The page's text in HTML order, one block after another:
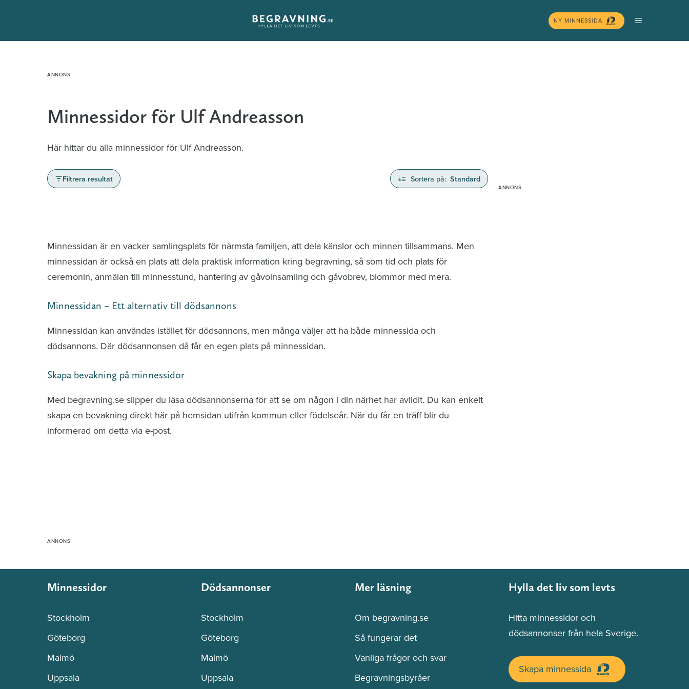
innehåll
NY MINNESSIDA MENY
Minnessidor för Ulf Andreasson
Här hittar du alla minnessidor för Ulf Andreasson.
Filtrera resultat Sortera på: Standard
Minnessidan är en vacker samlingsplats för närmsta familjen, att dela känslor och minnen tillsammans. Men
minnessidan är också en plats att dela praktisk information kring begravning, så som tid och plats för
ceremonin, anmälan till minnesstund, hantering av gåvoinsamling och gåvobrev, blommor med mera.
Minnessidan – Ett alternativ till dödsannons
Minnessidan kan användas istället för dödsannons, men många väljer att ha både minnessida och
dödsannons. Där dödsannonsen då får en egen plats på minnessidan.
Skapa bevakning på minnessidor
Med begravning.se slipper du läsa dödsannonserna för att se om någon i din närhet har avlidit. Du kan enkelt
skapa en bevakning direkt här på hemsidan utifrån kommun eller födelseår. När du får en träff blir du
informerad om detta via e-post.
Minnessidor
Stockholm
Göteborg
Malmö
Uppsala
Dödsannonser
Stockholm
Göteborg
Malmö
Uppsala
Mer läsning
Om begravning.se
Så fungerar det
Vanliga frågor och svar
Begravningsbyråer
Hylla det liv som levts
Hitta minnessidor och
dödsannonser från hela Sverige.
Skapa minnessida